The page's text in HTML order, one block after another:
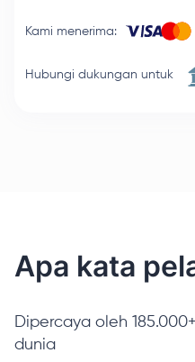
Kami menerima:
Hubungi dukungan untuk
Apa kata
Dipercaya oleh
dunia